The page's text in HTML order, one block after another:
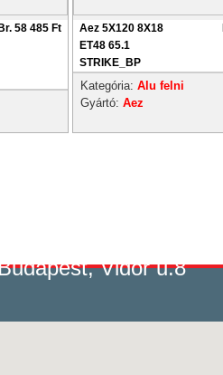
Br. 58 485 Ft
Aez 5X120 8X18
ET48 65.1
STRIKE_BP
Kategória: Alu felni
Gyártó: Aez
Vidor u.8